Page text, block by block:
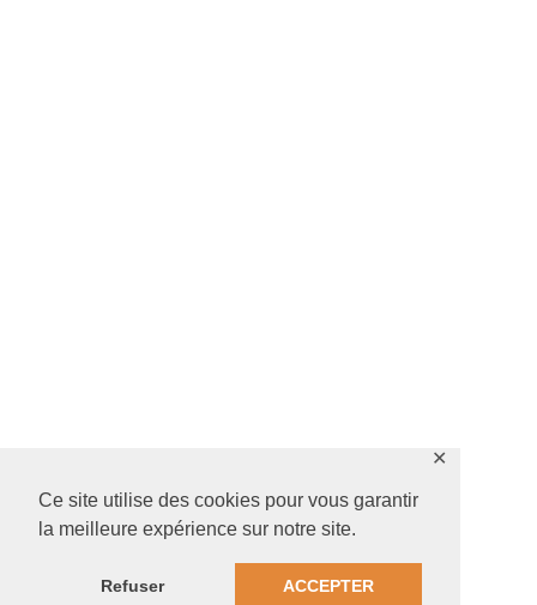
Ce site utilise des cookies pour vous garantir
la meilleure expérience sur notre site.
Refuser ACCEPTER
✕